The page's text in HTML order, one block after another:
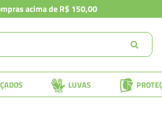
acima de R$ 150,00
LUVAS